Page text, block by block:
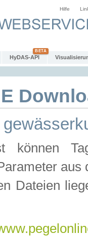
Hilfe
HyDAS-API
können
aus
Dateien